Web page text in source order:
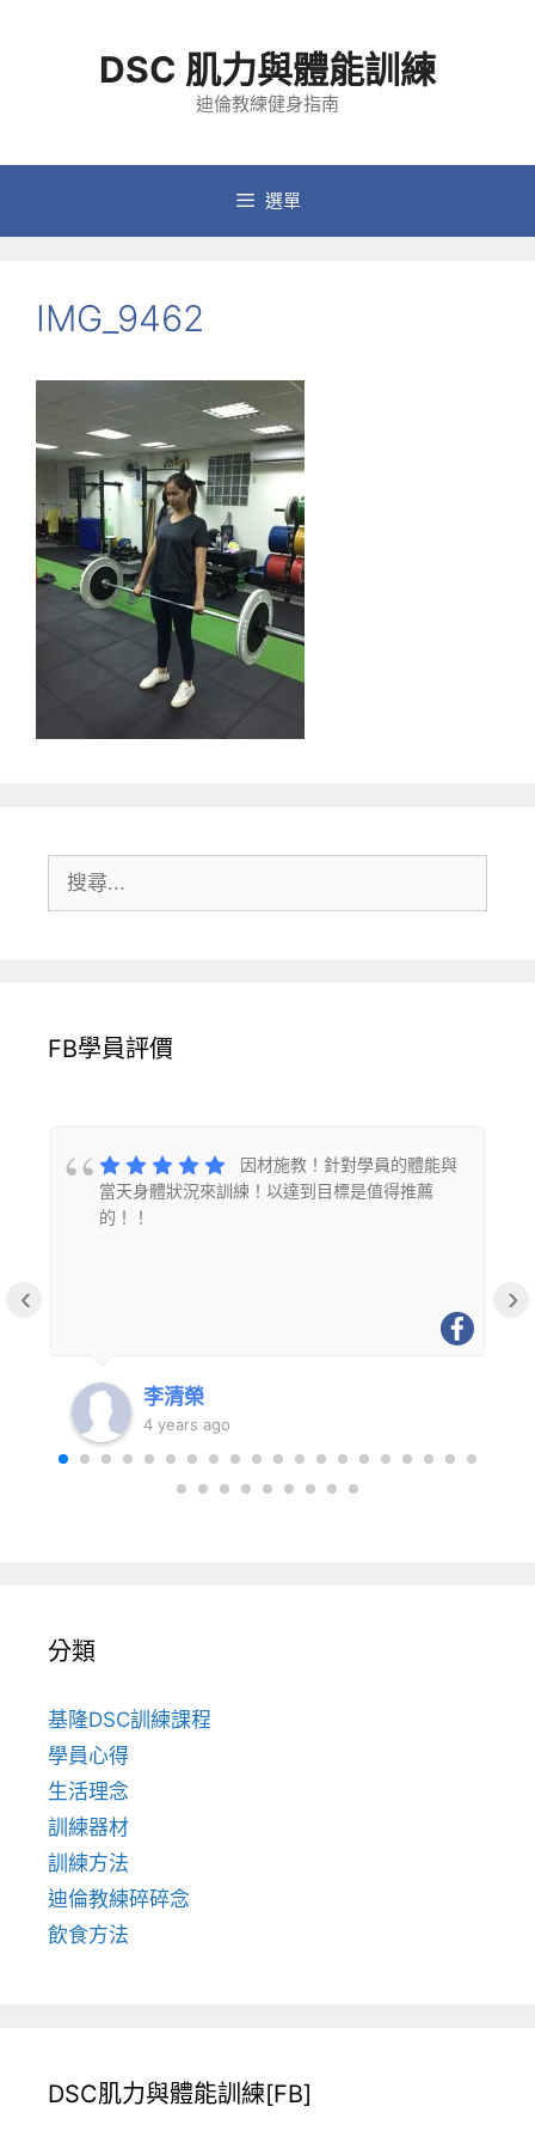
容
DSC 肌力與體能訓練
迪倫教練健身指南
選單
IMG_9462
尋:
FB學員評價
因材施教！針對學員的體能與
當天身體狀況來訓練！以達到目標是值得推薦
的！！
李清榮
4 years ago
‹ ›
分類
基隆DSC訓練課程
學員心得
生活理念
訓練器材
訓練方法
迪倫教練碎碎念
飲食方法
DSC肌力與體能訓練[FB]